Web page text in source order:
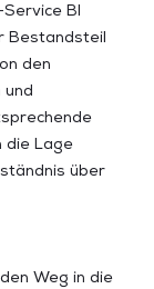
BI
Bestandsteil
den
und
die Lage
über
Weg in die